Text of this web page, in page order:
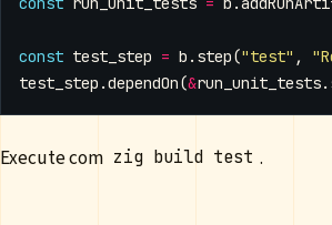
const test_step = b . step("test" ,
test_step .dependOn(&run_unit_tests.
Execute com zig build test .